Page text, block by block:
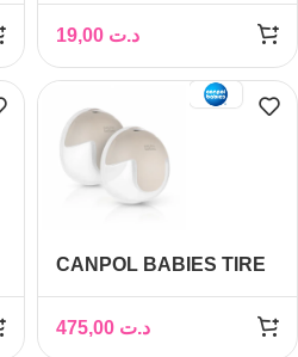
Tétine avec Ventouse
د.ت
CANPOL BABIES TIRE
INTELLIGENT SMART
20/116
د.ت